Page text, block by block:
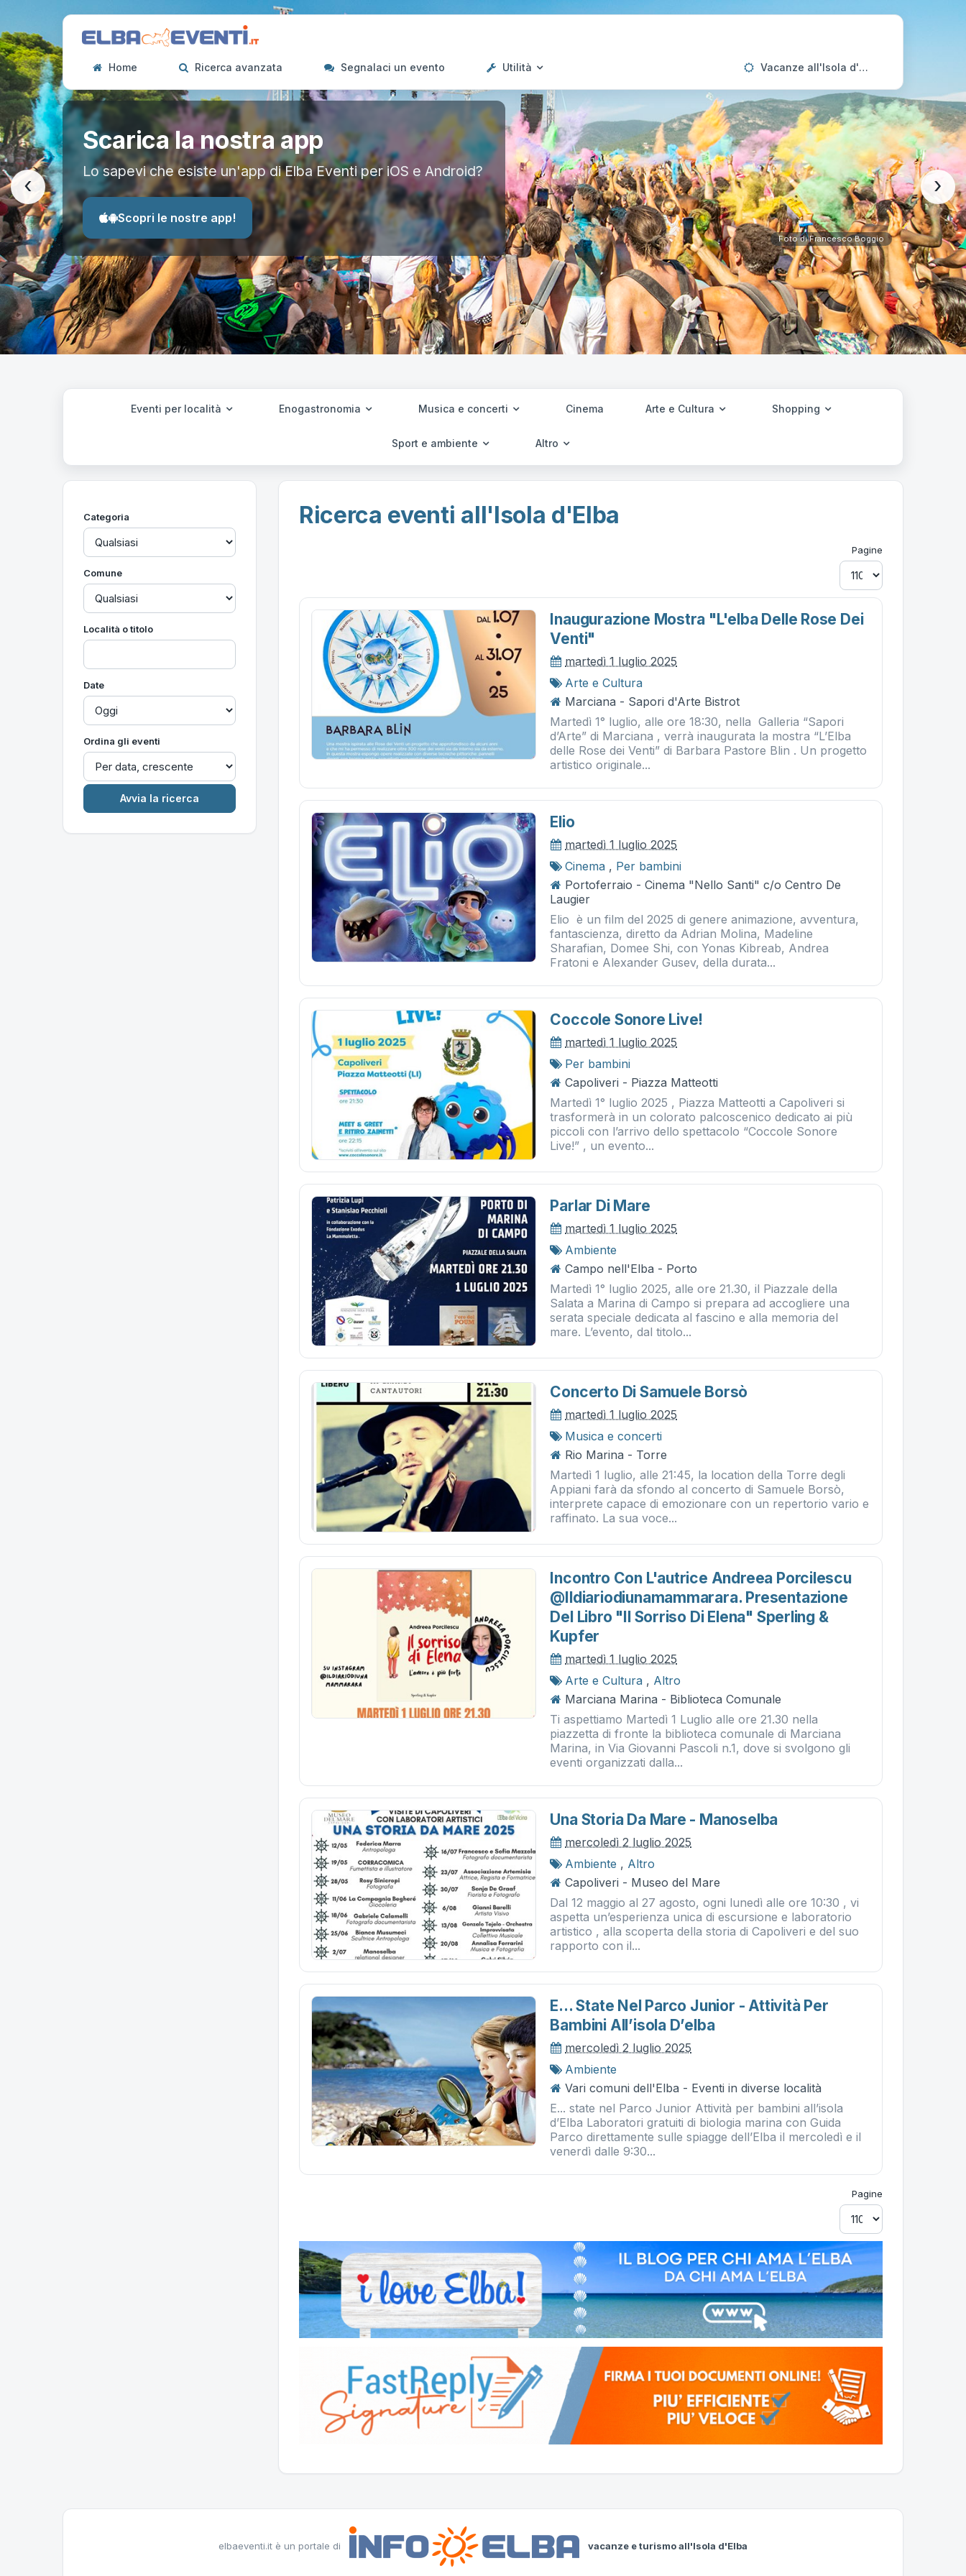
Home Ricerca avanzata Segnalaci un evento Utilità Vacanze all'Isola d'Elba
Scarica la nostra app
Lo sapevi che esiste un'app di Elba Eventi per iOS e Android?
Scopri le nostre app!
Foto di Francesco Boggio
‹ ›
Eventi per località Enogastronomia Musica e concerti Cinema Arte e Cultura Shopping
Sport e ambiente Altro
Categoria
Comune
Località o titolo
Date
Ordina gli eventi
Ricerca eventi all'Isola d'Elba
Pagine
Inaugurazione Mostra "l'elba Delle Rose Dei
Venti"
martedì 1 luglio 2025
Arte e Cultura
Marciana - Sapori d'Arte Bistrot
Martedì 1° luglio, alle ore 18:30, nella Galleria “Sapori
d’Arte” di Marciana , verrà inaugurata la mostra “L’Elba
delle Rose dei Venti” di Barbara Pastore Blin . Un progetto
artistico originale...
Elio
martedì 1 luglio 2025
Cinema , Per bambini
Portoferraio - Cinema "Nello Santi" c/o Centro De
Laugier
Elio è un film del 2025 di genere animazione, avventura,
fantascienza, diretto da Adrian Molina, Madeline
Sharafian, Domee Shi, con Yonas Kibreab, Andrea
Fratoni e Alexander Gusev, della durata...
Coccole Sonore Live!
martedì 1 luglio 2025
Per bambini
Capoliveri - Piazza Matteotti
Martedì 1° luglio 2025 , Piazza Matteotti a Capoliveri si
trasformerà in un colorato palcoscenico dedicato ai più
piccoli con l’arrivo dello spettacolo “Coccole Sonore
Live!” , un evento...
Parlar Di Mare
martedì 1 luglio 2025
Ambiente
Campo nell'Elba - Porto
Martedì 1° luglio 2025, alle ore 21.30, il Piazzale della
Salata a Marina di Campo si prepara ad accogliere una
serata speciale dedicata al fascino e alla memoria del
mare. L’evento, dal titolo...
Concerto Di Samuele Borsò
martedì 1 luglio 2025
Musica e concerti
Rio Marina - Torre
Martedì 1 luglio, alle 21:45, la location della Torre degli
Appiani farà da sfondo al concerto di Samuele Borsò,
interprete capace di emozionare con un repertorio vario e
raffinato. La sua voce...
Incontro Con L'autrice Andreea Porcilescu
@ildiariodiunamammarara. Presentazione
Del Libro "il Sorriso Di Elena" Sperling &
Kupfer
martedì 1 luglio 2025
Arte e Cultura , Altro
Marciana Marina - Biblioteca Comunale
Ti aspettiamo Martedì 1 Luglio alle ore 21.30 nella
piazzetta di fronte la biblioteca comunale di Marciana
Marina, in Via Giovanni Pascoli n.1, dove si svolgono gli
eventi organizzati dalla...
Una Storia Da Mare - Manoselba
mercoledì 2 luglio 2025
Ambiente , Altro
Capoliveri - Museo del Mare
Dal 12 maggio al 27 agosto, ogni lunedì alle ore 10:30 , vi
aspetta un’esperienza unica di escursione e laboratorio
artistico , alla scoperta della storia di Capoliveri e del suo
rapporto con il...
E... State Nel Parco Junior - Attività Per
Bambini All’isola D’elba
mercoledì 2 luglio 2025
Ambiente
Vari comuni dell'Elba - Eventi in diverse località
E... state nel Parco Junior Attività per bambini all’isola
d’Elba Laboratori gratuiti di biologia marina con Guida
Parco direttamente sulle spiagge dell’Elba il mercoledì e il
venerdì dalle 9:30...
Pagine
elbaeventi.it è un portale di vacanze e turismo all'Isola d'Elba